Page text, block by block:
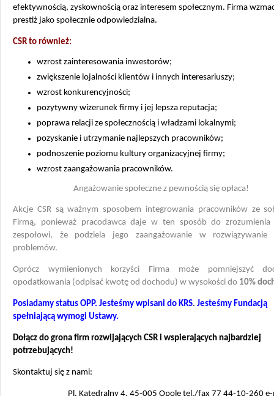
efektywnością, zyskownością oraz interesem społecznym. Firma
prestiż jako społecznie odpowiedzialna.
CSR to również:
wzrost zainteresowania inwestorów;
zwiększenie lojalności klientów i innych interesariuszy;
wzrost konkurencyjności;
pozytywny wizerunek firmy i jej lepsza reputacja;
poprawa relacji ze społecznością i władzami lokalnymi;
pozyskanie i utrzymanie najlepszych pracowników;
podnoszenie poziomu kultury organizacyjnej firmy;
wzrost zaangażowania pracowników.
Angażowanie społeczne z pewnością się opłaca!
Akcje CSR są ważnym sposobem integrowania pracowników ze
Firmą, ponieważ pracodawca daje w ten sposób do zrozumienia
zespołowi, że podziela jego zaangażowanie w rozwiązywanie
problemów.
Oprócz wymienionych korzyści Firma może pomniejszyć
opodatkowania (odpisać kwotę od dochodu) w wysokości do 10%
Posiadamy status OPP. Jesteśmy wpisani do KRS. Jesteśmy Fundacją
spełniającą wymogi Ustawy.
Dołącz do grona firm rozwijających CSR i wspierających najbardziej
potrzebujących!
Skontaktuj się z nami:
Pl. Katedralny 4, 45-005 Opole tel./fax 77 44-10-260